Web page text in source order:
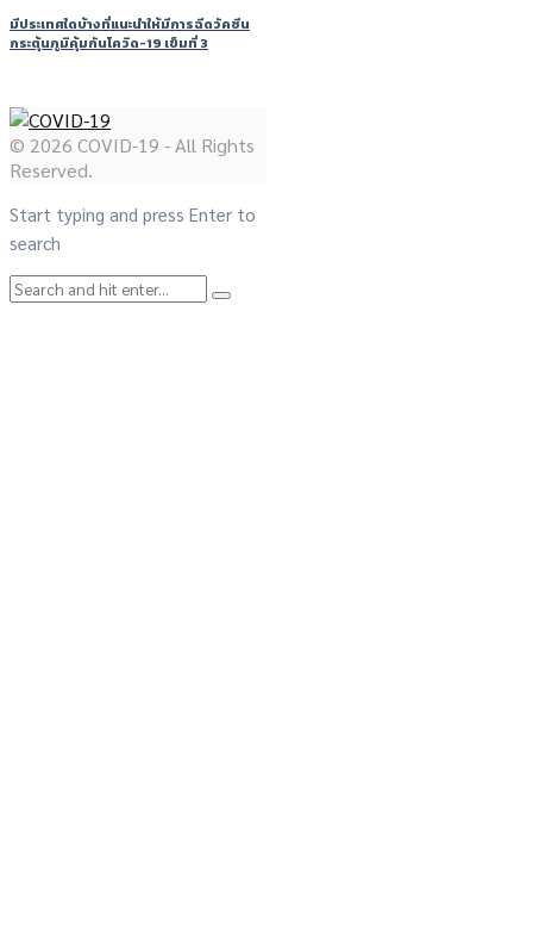
มีประเทศใดบ้างที่แนะนำให้มีการฉีดวัคซีน
กระตุ้นภูมิคุ้มกันโควิด-19 เข็มที่ 3
© 2026 COVID-19 - All Rights
Reserved.
Start typing and press Enter to
search